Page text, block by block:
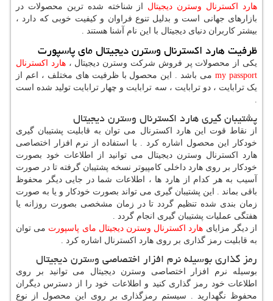
هارد اکسترنال وسترن دیجیتال از شناخته شده ترین محصولات در
بازارهای جهانی است و بدلیل تنوع فراوان و کیفیت خوبی که دارد ،
بیشتر کاربران دنیای دیجیتال با این نام آشنا هستند .
ظرفیت هارد اکسترنال وسترن دیجیتال مای پاسپورت
یکی از محصولات پر فروش شرکت وسترن دیجیتال ،هارد اکسترنال
my passportمی باشد . این محصول با ظرفیت های مختلف ، اعم از
یک ترابایت ، دو ترابایت ، سه ترابایت و چهار ترابایت تولید شده است
پشتیبان گیری هارد اکسترنال وسترن دیجیتال
از نقاط قوت این هارد اکسترنال می توان به قابلیت پشتیبان گیری
خودکار این محصول اشاره کرد . با استفاده از نرم افزار اختصاصی
هارد اکسترنال وسترن دیجیتال می توانید از اطلاعات خود بصورت
خودکار بر روی هارد داخلی کامپیوتر نسخه پشتیبان گرفته تا در صورت
آسیب به هر کدام از هارد ها ، اطلاعات شما در جایی دیگر محفوظ
باقی بماند . این پشتیبان گیری می تواند بصورت خودکار و یا به صورت
زمان بندی شده تنظیم گردد تا در زمان مشخصی بصورت روزانه یا
هفتگی عملیات پشتیبان گیری انجام گردد .
از دیگر مزایای هارد اکسترنال وسترن دیجیتال مای پاسپورت می توان
به قابلیت رمز گذاری بر روی هارد اکسترنال اشاره کرد .
رمز گذاری بوسیله نرم افزار اختصاصی وسترن دیجیتال
بوسیله نرم افزار اختصاصی وسترن دیجیتال می توانید بر روی
اطلاعات خود رمز گذاری کنید و اطلاعات خود را از دسترس دیگران
محفوظ نگهدارید . سیستم رمزگذاری بر روی این محصول از نوع